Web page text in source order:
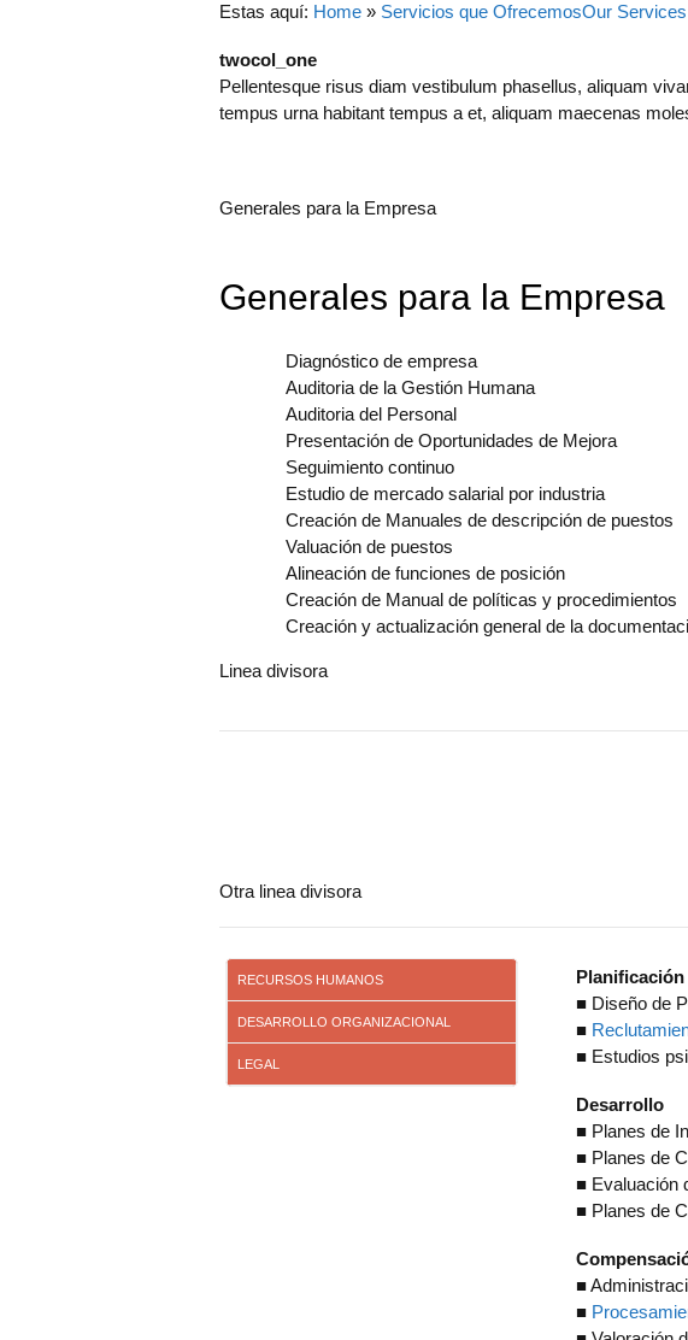
Estas aquí: Home » Servicios que OfrecemosOur Services
twocol_one
Pellentesque risus diam vestibulum phasellus, aliquam
tempus urna habitant tempus a et, aliquam maecenas
Generales para la Empresa
Generales para la Empresa
Diagnóstico de empresa
Auditoria de la Gestión Humana
Auditoria del Personal
Presentación de Oportunidades de Mejora
Seguimiento continuo
Estudio de mercado salarial por industria
Creación de Manuales de descripción de puestos
Valuación de puestos
Alineación de funciones de posición
Creación de Manual de políticas y procedimientos
Creación y actualización general de la
Linea divisora
Otra linea divisora
RECURSOS HUMANOS
DESARROLLO ORGANIZACIONAL
LEGAL
Planificación
■ Diseño de
■
■ Estudios
Desarrollo
■ Planes de
■ Planes de
■ Evaluación
■ Planes de
■
■